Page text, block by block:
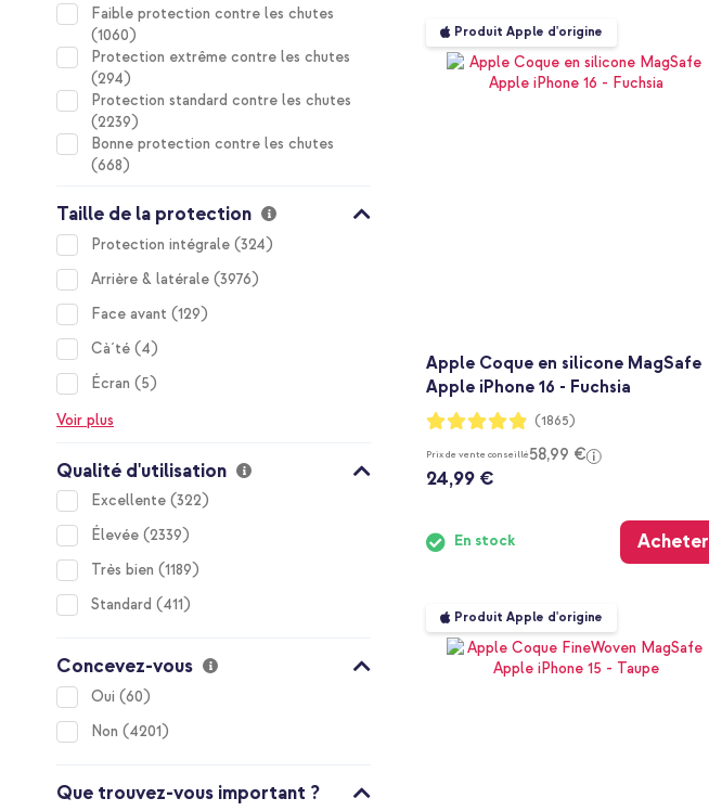
Produit Apple d'origine
Apple Coque en silicone MagSafe
Apple iPhone 16 - Fuchsia
Notation:
97%
(1865)
Prix de vente conseillé58,99 €
24,99 €
En stock Acheter
Produit Apple d'origine
Faible protection contre les chutes
1060
items
Protection extrême contre les chutes
294
items
Protection standard contre les chutes
2239
items
Bonne protection contre les chutes
668
items
Taille de la protection
Protection intégrale 324
items
Arrière & latérale 3976
items
Face avant
129
items
Cà´té
4
items
Écran
5
items
Voir plus
Qualité d'utilisation
Excellente 322
items
Élevée 2339
items
Très bien
1189
items
Standard
411
items
Concevez-vous
Oui 60
items
Non
4201
items
Que trouvez-vous important ?